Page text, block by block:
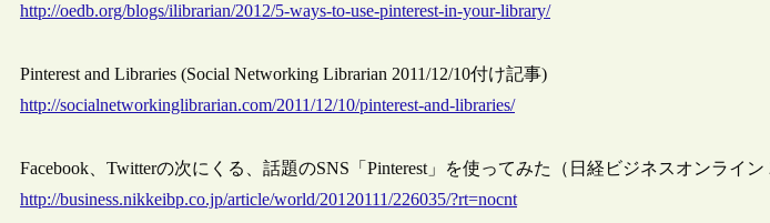
http://oedb.org/blogs/ilibrarian/2012/5-ways-to-use-pinterest-in-your-library/
Pinterest and Libraries (Social Networking Librarian 2011/12/10付け記事)
http://socialnetworkinglibrarian.com/2011/12/10/pinterest-and-libraries/
Facebook、Twitterの次にくる、話題のSNS「Pinterest」を使ってみた（日経ビジネスオンライン
http://business.nikkeibp.co.jp/article/world/20120111/226035/?rt=nocnt